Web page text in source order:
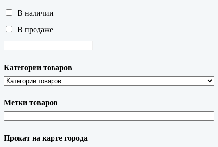
В наличии
В продаже
Категории товаров
Метки товаров
Прокат на карте города